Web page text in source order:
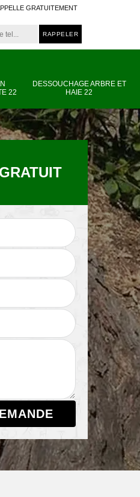
GRATUITEMENT
22
DESSOUCHAGE ARBRE ET
HAIE 22
Artisan paysagiste
22